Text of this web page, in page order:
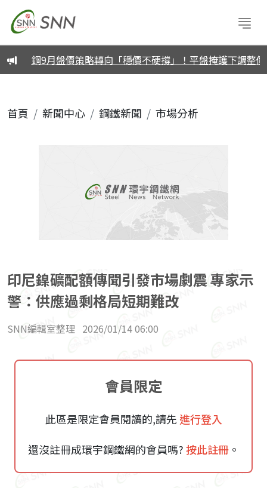
中鋼9月盤價策略轉向「穩價不硬撐」！平盤掩護下調整價
首頁 新聞中心 鋼鐵新聞 市場分析
印尼鎳礦配額傳聞引發市場劇震 專家示
警：供應過剩格局短期難改
SNN編輯室整理 2026/01/14 06:00
會員限定
此區是限定會員閱讀的,請先 進行登入
還沒註冊成環宇鋼鐵網的會員嗎?按此註冊。